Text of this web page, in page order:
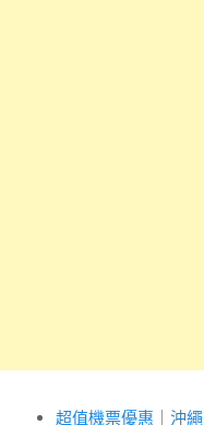
超值機票優惠 沖繩